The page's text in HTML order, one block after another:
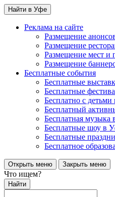
Найти в Уфе
Реклама на сайте
Размещение
Размещение
Размещение мест и
Размещение
Бесплатные события
Бесплатные
Бесплатные
Бесплатно с
Бесплатный
Бесплатная музыка
Бесплатные шоу в
Бесплатные
Бесплатное
Открыть меню Закрыть меню
Что ищем?
Найти